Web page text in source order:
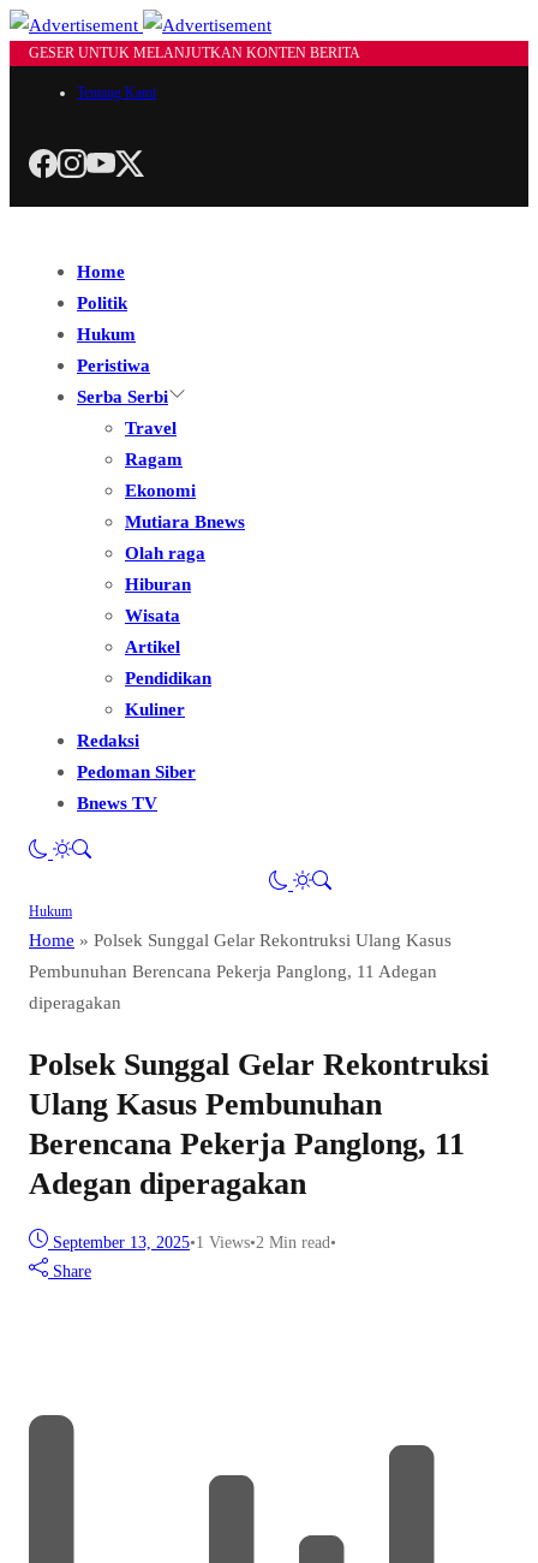
GESER UNTUK MELANJUTKAN KONTEN BERITA
Tentang Kami
Home
Politik
Hukum
Peristiwa
Serba Serbi
Travel
Ragam
Ekonomi
Mutiara Bnews
Olah raga
Hiburan
Wisata
Artikel
Pendidikan
Kuliner
Redaksi
Pedoman Siber
Bnews TV
Hukum
Home » Polsek Sunggal Gelar Rekontruksi Ulang Kasus
Pembunuhan Berencana Pekerja Panglong, 11 Adegan
diperagakan
Polsek Sunggal Gelar Rekontruksi
Ulang Kasus Pembunuhan
Berencana Pekerja Panglong, 11
Adegan diperagakan
September 13, 2025•1 Views•2 Min read•
Share